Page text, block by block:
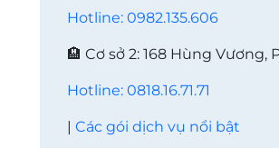
Hotline: 0982.135.606
🏨 Cơ sở 2: 168 Hùng
Hotline: 0818.16.71.71
| Các gói dịch vụ nổi bật